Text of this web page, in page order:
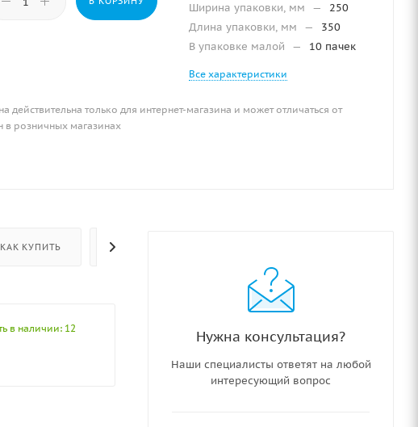
Ширина упаковки, мм
—
250
Длина упаковки, мм
—
350
В упаковке малой
— 10 пачек
Все характеристики
действительна только для интернет-магазина и может отличаться от
в розничных магазинах
КАК КУПИТЬ ОПЛАТА
в наличии: 12 Нужна консультация?
Наши специалисты ответят на любой
интересующий вопрос